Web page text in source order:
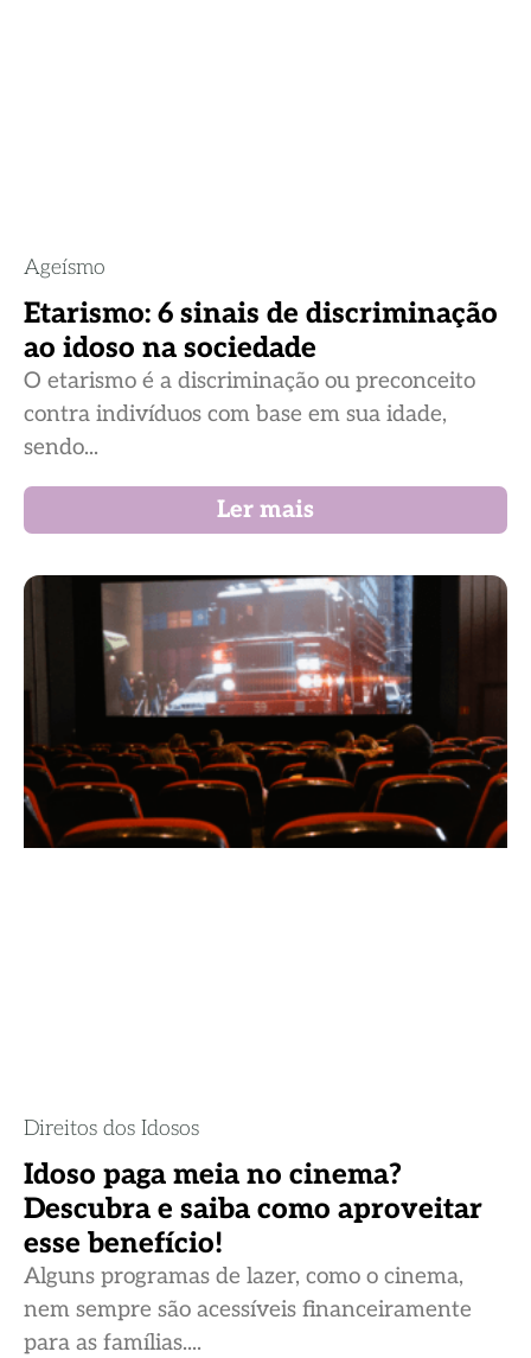
Ageísmo
Etarismo: 6 sinais de discriminação
ao idoso na sociedade
O etarismo é a discriminação ou preconceito
contra indivíduos com base em sua idade,
sendo...
Ler mais
Direitos dos Idosos
Idoso paga meia no cinema?
Descubra e saiba como aproveitar
esse benefício!
Alguns programas de lazer, como o cinema,
nem sempre são acessíveis financeiramente
para as famílias....